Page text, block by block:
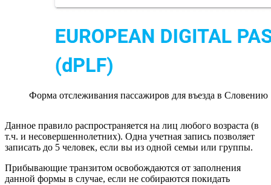
Форма отслеживания пассажиров для въезда в Словению
Данное правило распространяется на лиц любого возраста (в
т.ч. и несовершеннолетних). Одна учетная запись позволяет
записать до 5 человек, если вы из одной семьи или группы.
Прибывающие транзитом освобождаются от заполнения
данной формы в случае, если не собираются покидать